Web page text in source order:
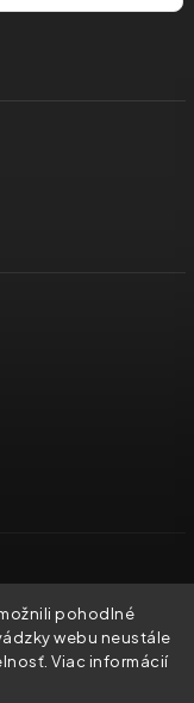
pohodlné
webu neustále
Viac informácií